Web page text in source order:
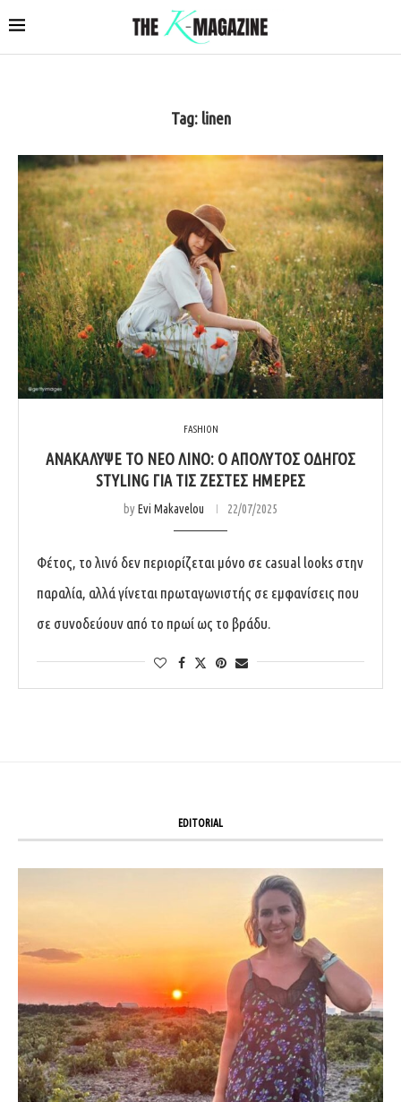
Tag: linen
FASHION
ΑΝΑΚΆΛΥΨΕ ΤΟ ΝΈΟ ΛΙΝΌ: Ο ΑΠΌΛΥΤΟΣ ΟΔΗΓΌΣ
STYLING ΓΙΑ ΤΙΣ ΖΕΣΤΈΣ ΗΜΈΡΕΣ
byEvi Makavelou 22/07/2025
Φέτος, το λινό δεν περιορίζεται μόνο σε casual looks στην
παραλία, αλλά γίνεται πρωταγωνιστής σε εμφανίσεις που
σε συνοδεύουν από το πρωί ως το βράδυ.
EDITORIAL